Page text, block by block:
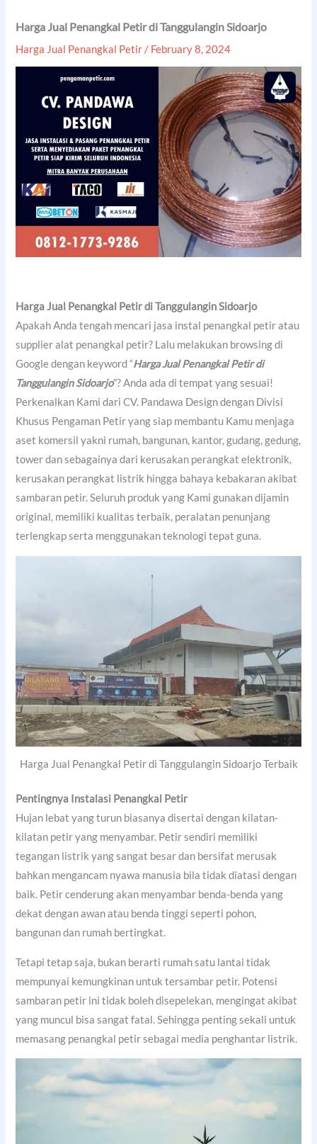
Harga Jual Penangkal Petir di Tanggulangin Sidoarjo
Harga Jual Penangkal Petir / February 8, 2024
Harga Jual Penangkal Petir di Tanggulangin Sidoarjo
Apakah Anda tengah mencari jasa instal penangkal petir atau
supplier alat penangkal petir? Lalu melakukan browsing di
Google dengan keyword “Harga Jual Penangkal Petir di
Tanggulangin Sidoarjo”? Anda ada di tempat yang sesuai!
Perkenalkan Kami dari CV. Pandawa Design dengan Divisi
Khusus Pengaman Petir yang siap membantu Kamu menjaga
aset komersil yakni rumah, bangunan, kantor, gudang, gedung,
tower dan sebagainya dari kerusakan perangkat elektronik,
kerusakan perangkat listrik hingga bahaya kebakaran akibat
sambaran petir. Seluruh produk yang Kami gunakan dijamin
original, memiliki kualitas terbaik, peralatan penunjang
terlengkap serta menggunakan teknologi tepat guna.
Harga Jual Penangkal Petir di Tanggulangin Sidoarjo Terbaik
Pentingnya Instalasi Penangkal Petir
Hujan lebat yang turun biasanya disertai dengan kilatan-
kilatan petir yang menyambar. Petir sendiri memiliki
tegangan listrik yang sangat besar dan bersifat merusak
bahkan mengancam nyawa manusia bila tidak diatasi dengan
baik. Petir cenderung akan menyambar benda-benda yang
dekat dengan awan atau benda tinggi seperti pohon,
bangunan dan rumah bertingkat.
Tetapi tetap saja, bukan berarti rumah satu lantai tidak
mempunyai kemungkinan untuk tersambar petir. Potensi
sambaran petir ini tidak boleh disepelekan, mengingat akibat
yang muncul bisa sangat fatal. Sehingga penting sekali untuk
memasang penangkal petir sebagai media penghantar listrik.